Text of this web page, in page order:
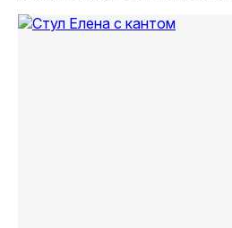
Стулья